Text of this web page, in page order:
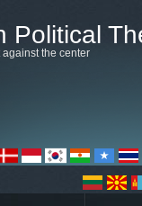
Political
the center